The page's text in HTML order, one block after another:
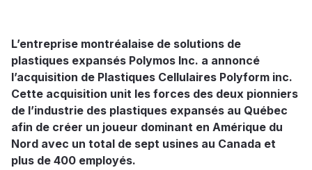
L’entreprise montréalaise de solutions de
plastiques expansés Polymos Inc. a annoncé
l’acquisition de Plastiques Cellulaires Polyform inc.
Cette acquisition unit les forces des deux pionniers
de l’industrie des plastiques expansés au Québec
afin de créer un joueur dominant en Amérique du
Nord avec un total de sept usines au Canada et
plus de 400 employés.